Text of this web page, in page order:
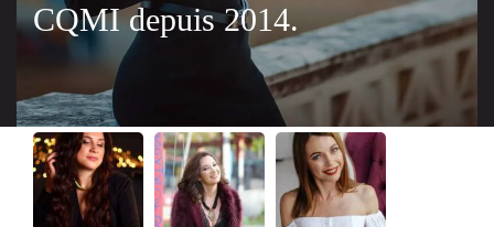
CQMI depuis 2014.